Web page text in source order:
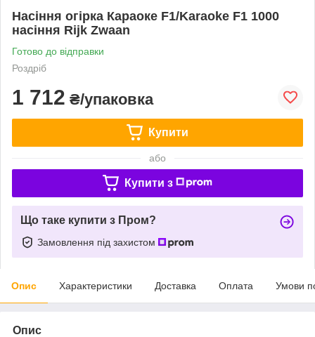
Насіння огірка Караоке F1/Karaoke F1 1000
насіння Rijk Zwaan
Готово до відправки
Роздріб
1 712 ₴/упаковка
Купити
або
Купити з
Що таке купити з Пром?
Замовлення під захистом
Опис Характеристики Доставка Оплата Умови
Опис